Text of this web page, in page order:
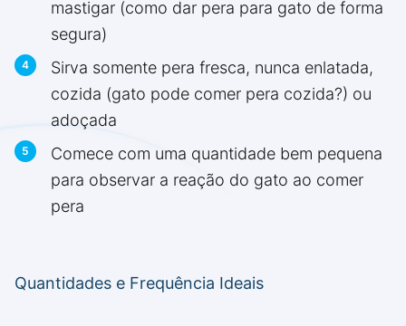
mastigar (como dar pera para gato de forma
segura)
Sirva somente pera fresca, nunca enlatada,
cozida (gato pode comer pera cozida?) ou
adoçada
Comece com uma quantidade bem pequena
para observar a reação do gato ao comer
pera
Quantidades e Frequência Ideais